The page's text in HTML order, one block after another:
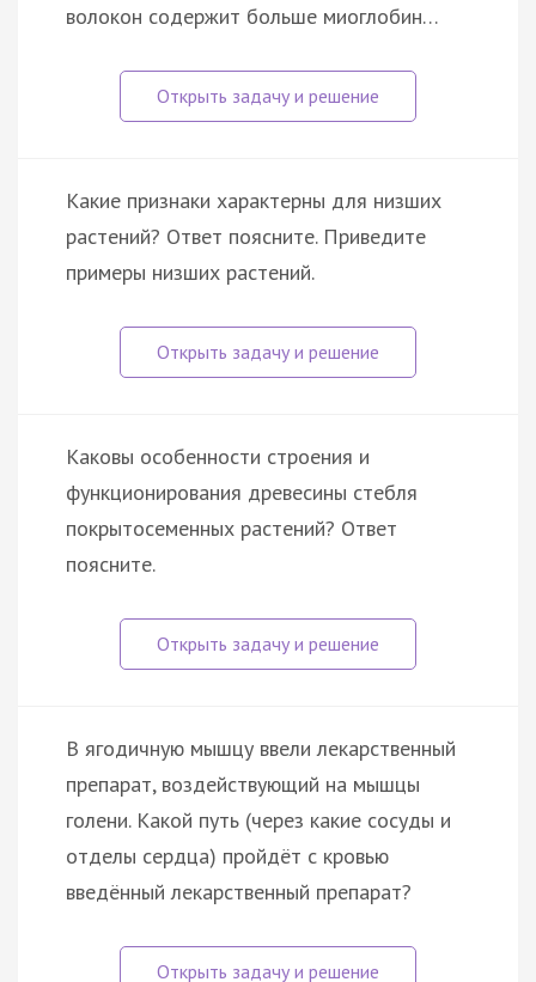
волокон содержит больше миоглобин…
Какие признаки характерны для низших
растений? Ответ поясните. Приведите
примеры низших растений.
Каковы особенности строения и
функционирования древесины стебля
покрытосеменных растений? Ответ
поясните.
В ягодичную мышцу ввели лекарственный
препарат, воздействующий на мышцы
голени. Какой путь (через какие сосуды и
отделы сердца) пройдёт с кровью
введённый лекарственный препарат?